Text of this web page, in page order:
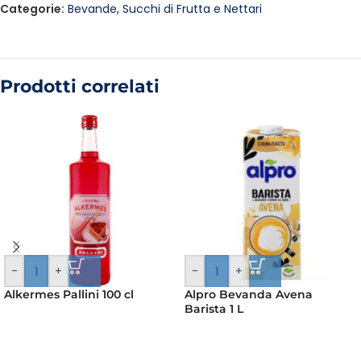
Categorie: Bevande, Succhi di Frutta e Nettari
Prodotti correlati
- +
Alkermes Pallini 100 cl
- +
Alpro Bevanda Avena
Barista 1 L